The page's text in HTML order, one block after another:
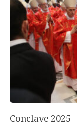
Conclave 2025